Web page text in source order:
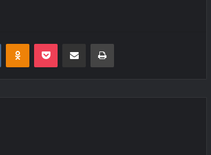
VKontakteOdnoklassniki
Pocket E-Posta ile paylaş Yazdır